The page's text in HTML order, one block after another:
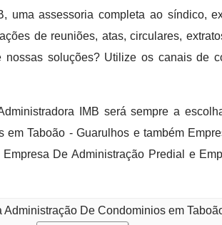
uma assessoria completa ao síndico,
de reuniões, atas, circulares,
nossas soluções? Utilize os canais de
IMB será sempre a
Taboão - Guarulhos e também
De Administração Predial e
De Condominios em